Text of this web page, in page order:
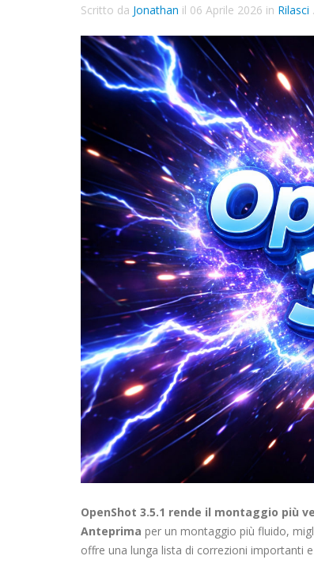
Scritto da Jonathan il 06 Aprile 2026 in Rilasci .
OpenShot 3.5.1 rende il montaggio più
Anteprima per un montaggio più fluido,
offre una lunga lista di correzioni importanti